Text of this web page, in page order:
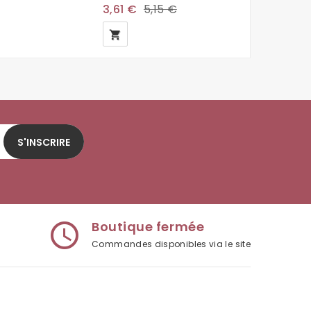
3,61 € 5,15 €
local_grocery_store
S'INSCRIRE
access_time Boutique fermée
Commandes disponibles via le site